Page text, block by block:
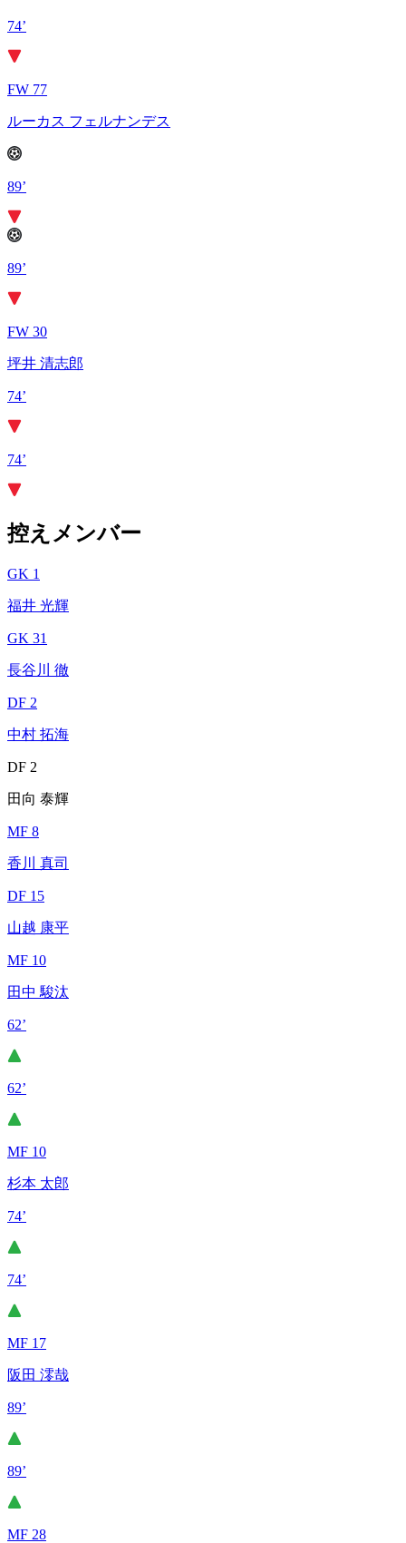
74’
FW 77
ルーカス フェルナンデス
89’
89’
FW 30
坪井 清志郎
74’
74’
控えメンバー
GK 1
福井 光輝
GK 31
長谷川 徹
DF 2
中村 拓海
DF 2
田向 泰輝
MF 8
香川 真司
DF 15
山越 康平
MF 10
田中 駿汰
62’
62’
MF 10
杉本 太郎
74’
74’
MF 17
阪田 澪哉
89’
89’
MF 28